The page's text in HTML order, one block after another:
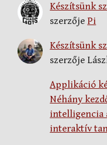
Készítsünk
szerzője Pi
Készítsünk
szerzője
Applikáció
Néhány
intelligencia
interaktív